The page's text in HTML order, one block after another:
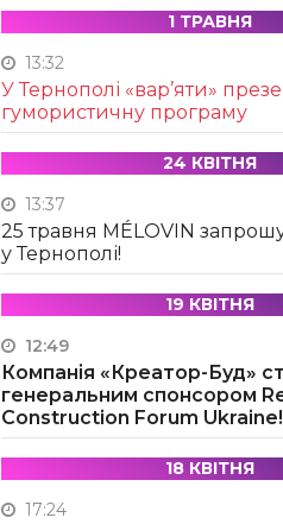
1 ТРАВНЯ
13:32
У Тернополі «вар’яти»
гумористичну програму
24 КВІТНЯ
13:37
25 травня MÉLOVIN
у Тернополі!
19 КВІТНЯ
12:49
Компанія «Креатор-Буд»
генеральним спонсором
Construction Forum Ukraine!
18 КВІТНЯ
17:24